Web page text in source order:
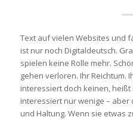
Text auf vielen Websites und
ist nur noch Digitaldeutsch.
spielen keine Rolle mehr.
gehen verloren. Ihr Reichtum.
interessiert doch keinen, heißt
interessiert nur wenige –
und Haltung. Wenn sie etwas